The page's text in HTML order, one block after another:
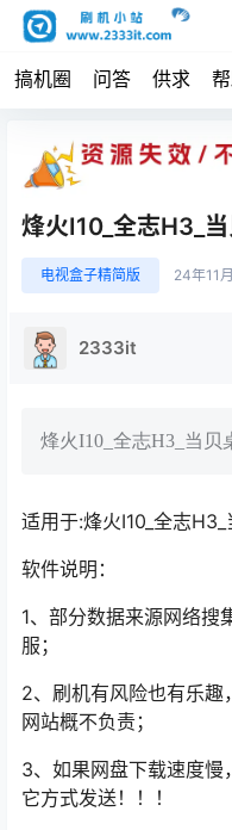
搞机圈 问答 供求
烽火I10_全志H3_
电视盒子精简版 24年11
2333it
烽火I10_全志H3_当贝
适用于:烽火I10_全志
软件说明：
1、部分数据来源网络搜
服；
2、刷机有风险也有乐
网站概不负责；
3、如果网盘下载速度
它方式发送！！！